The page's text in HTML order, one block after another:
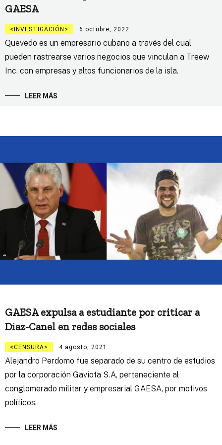
GAESA
INVESTIGACIÓN 6 octubre, 2022
Quevedo es un empresario cubano a través del cual
pueden rastrearse varios negocios que vinculan a Treew
Inc. con empresas y altos funcionarios de la isla.
LEER MÁS
GAESA expulsa a estudiante por criticar a
Diaz-Canel en redes sociales
CENSURA 4 agosto, 2021
Alejandro Perdomo fue separado de su centro de estudios
por la corporación Gaviota S.A, perteneciente al
conglomerado militar y empresarial GAESA, por motivos
políticos.
LEER MÁS